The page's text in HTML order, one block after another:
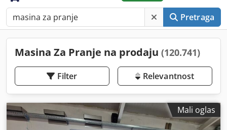
Pretraga
Masina Za Pranje na prodaju (120.741)
Filter Relevantnost
Mali oglas